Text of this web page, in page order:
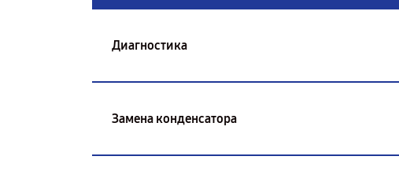
Диагностика
Замена конденсатора